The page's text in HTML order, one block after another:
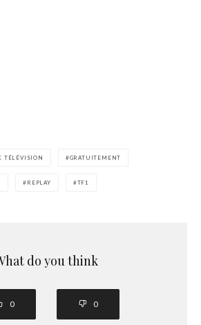
TÉLÉVISION GRATUITEMENT
REPLAY TF1
do you think
0 0